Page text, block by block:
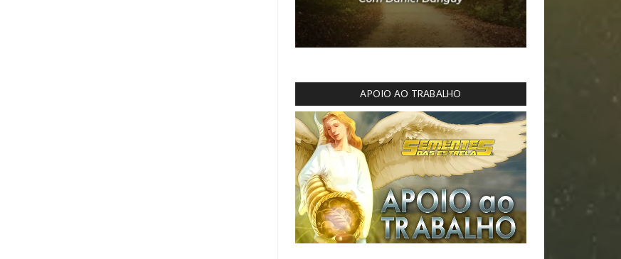
APOIO AO TRABALHO